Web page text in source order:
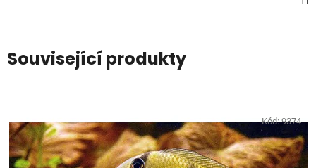
Související produkty
Kód:9374